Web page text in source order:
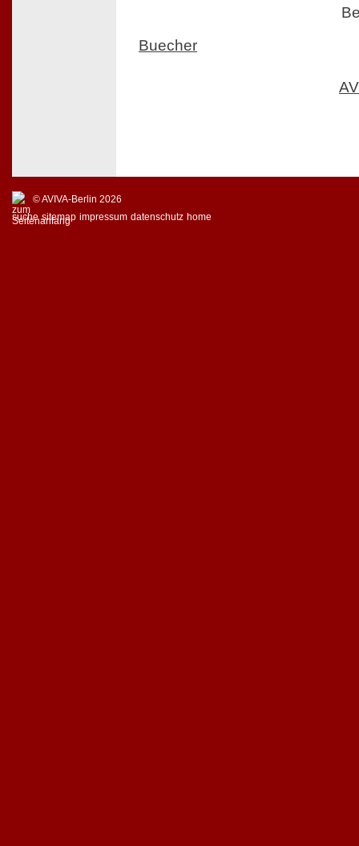
Buecher
© AVIVA-Berlin 2026
suche sitemap impressum datenschutz home